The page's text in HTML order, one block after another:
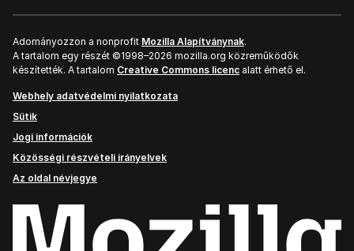
Adományozzon a nonprofit Mozilla Alapítványnak.
A tartalom egy részét ©1998–2026 mozilla.org közreműködők
készítették. A tartalom Creative Commons licenc alatt érhető el.
Webhely adatvédelmi nyilatkozata
Sütik
Jogi információk
Közösségi részvételi irányelvek
Az oldal névjegye